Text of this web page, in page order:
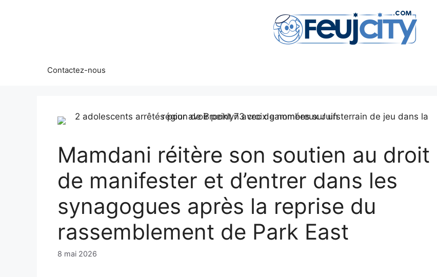
Contactez-nous
Mamdani réitère son soutien au droit
de manifester et d’entrer dans les
synagogues après la reprise du
rassemblement de Park East
8 mai 2026